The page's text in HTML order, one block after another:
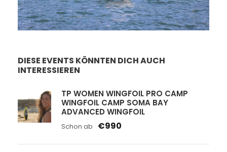
DIESE EVENTS KÖNNTEN DICH AUCH
INTERESSIEREN
TP WOMEN WINGFOIL PRO CAMP
WINGFOIL CAMP SOMA BAY
ADVANCED WINGFOIL
Schon ab €990